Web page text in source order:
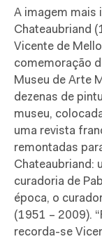
A imagem mais
Chateaubriand
Vicente de
comemoração
Museu de Arte
dezenas de
museu,
uma revista
remontadas
Chateaubriand:
curadoria de
época, o
(1951 – 2009).
recorda-se